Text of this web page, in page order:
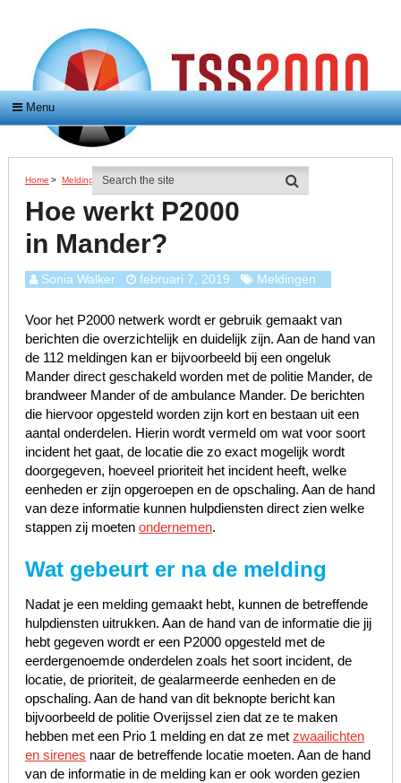
Menu
Home > Meldingen > Hoe Werkt P2000 In Mander?
Hoe werkt P2000
in Mander?
Sonia Walker februari 7, 2019 Meldingen
Voor het P2000 netwerk wordt er gebruik gemaakt van
berichten die overzichtelijk en duidelijk zijn. Aan de hand van
de 112 meldingen kan er bijvoorbeeld bij een ongeluk
Mander direct geschakeld worden met de politie Mander, de
brandweer Mander of de ambulance Mander. De berichten
die hiervoor opgesteld worden zijn kort en bestaan uit een
aantal onderdelen. Hierin wordt vermeld om wat voor soort
incident het gaat, de locatie die zo exact mogelijk wordt
doorgegeven, hoeveel prioriteit het incident heeft, welke
eenheden er zijn opgeroepen en de opschaling. Aan de hand
van deze informatie kunnen hulpdiensten direct zien welke
stappen zij moeten ondernemen.
Wat gebeurt er na de melding
Nadat je een melding gemaakt hebt, kunnen de betreffende
hulpdiensten uitrukken. Aan de hand van de informatie die jij
hebt gegeven wordt er een P2000 opgesteld met de
eerdergenoemde onderdelen zoals het soort incident, de
locatie, de prioriteit, de gealarmeerde eenheden en de
opschaling. Aan de hand van dit beknopte bericht kan
bijvoorbeeld de politie Overijssel zien dat ze te maken
hebben met een Prio 1 melding en dat ze met zwaailichten
en sirenes naar de betreffende locatie moeten. Aan de hand
van de informatie in de melding kan er ook worden gezien